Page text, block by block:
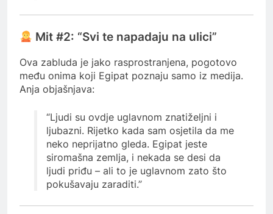
Mit #2: “Svi te napadaju na ulici”
Ova zabluda je jako rasprostranjena, pogotovo
među onima koji Egipat poznaju samo iz medija.
Anja objašnjava:
“Ljudi su ovdje uglavnom znatiželjni i
ljubazni. Rijetko kada sam osjetila da me
neko neprijatno gleda. Egipat jeste
siromašna zemlja, i nekada se desi da
ljudi priđu – ali to je uglavnom zato što
pokušavaju zaraditi.”